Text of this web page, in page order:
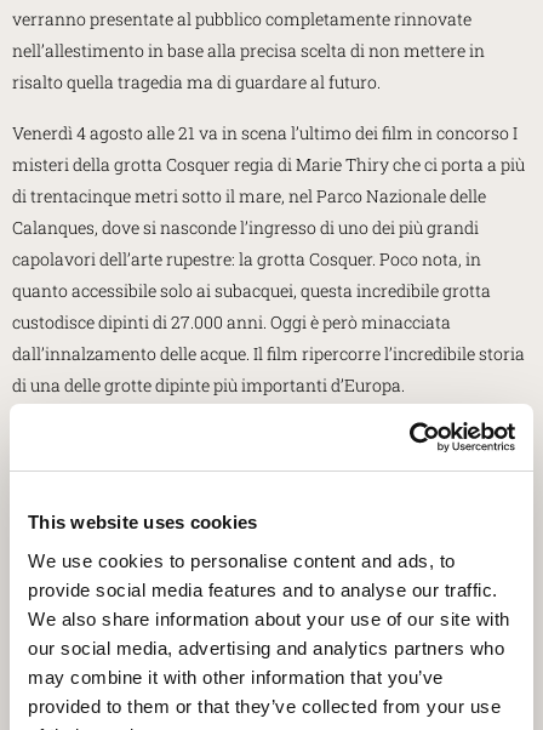
This website uses cookies
We use cookies to personalise content and ads, to
provide social media features and to analyse our traffic.
We also share information about your use of our site with
our social media, advertising and analytics partners who
may combine it with other information that you’ve
provided to them or that they’ve collected from your use
verranno presentate al pubblico completamente rinnovate
nell’allestimento in base alla precisa scelta di non mettere in
risalto quella tragedia ma di guardare al futuro.
Venerdì 4 agosto alle 21 va in scena l’ultimo dei film in concorso I
misteri della grotta Cosquer regia di Marie Thiry che ci porta a più
di trentacinque metri sotto il mare, nel Parco Nazionale delle
Calanques, dove si nasconde l’ingresso di uno dei più grandi
capolavori dell’arte rupestre: la grotta Cosquer. Poco nota, in
quanto accessibile solo ai subacquei, questa incredibile grotta
custodisce dipinti di 27.000 anni. Oggi è però minacciata
dall’innalzamento delle acque. Il film ripercorre l’incredibile storia
di una delle grotte dipinte più importanti d’Europa.
A seguire la conversazione con Licia Colò, conduttrice di “Eden- un
pianeta da salvare” e autrice televisiva, ha collaborato con diverse
impegnata nella difesa dei diritti degli animali e nella
salvaguardia dell'ambiente.
In chiusura la premiazione del film più votato dal pubblico che
riceverà il Premio Aquileia, un mosaico realizzato dalla Scuola
Mosaicisti del Friuli.